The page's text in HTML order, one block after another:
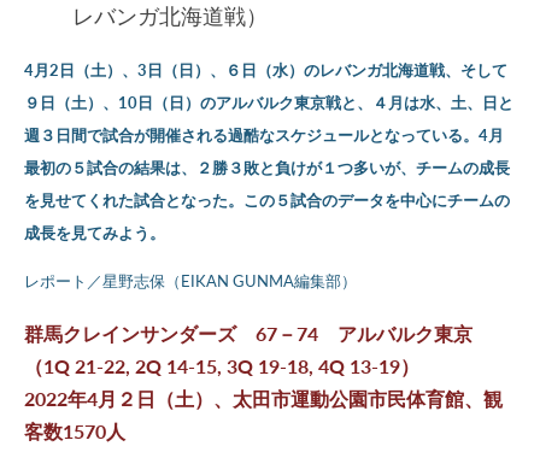
レバンガ北海道戦）
4月2日（土）、3日（日）、６日（水）のレバンガ北海道戦、そして
９日（土）、10日（日）のアルバルク東京戦と、４月は水、土、日と
週３日間で試合が開催される過酷なスケジュールとなっている。4月
最初の５試合の結果は、２勝３敗と負けが１つ多いが、チームの成長
を見せてくれた試合となった。この５試合のデータを中心にチームの
成長を見てみよう。
レポート／星野志保（EIKAN GUNMA編集部）
群馬クレインサンダーズ 67－74 アルバルク東京
（1Q 21-22, 2Q 14-15, 3Q 19-18, 4Q 13-19）
2022年4月２日（土）、太田市運動公園市民体育館、観
客数1570人